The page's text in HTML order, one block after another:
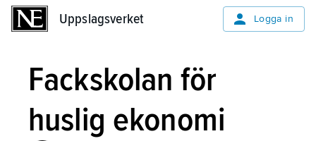
Uppslagsverket Logga in
Fackskolan för
huslig ekonomi